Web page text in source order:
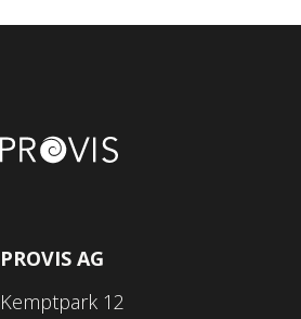
PROVIS AG
Kemptpark 12